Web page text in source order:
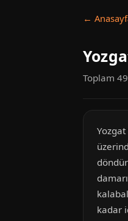
←
Toplam
kadar